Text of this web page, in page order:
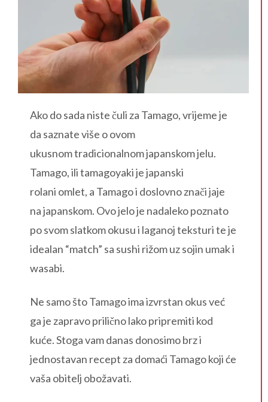
Ako do sada niste čuli za Tamago, vrijeme je
da saznate više o ovom
ukusnom tradicionalnom japanskom jelu.
Tamago, ili tamagoyaki je japanski
rolani omlet, a Tamago i doslovno znači jaje
na japanskom. Ovo jelo je nadaleko poznato
po svom slatkom okusu i laganoj teksturi te je
idealan “match” sa sushi rižom uz sojin umak i
wasabi.
Ne samo što Tamago ima izvrstan okus već
ga je zapravo prilično lako pripremiti kod
kuće. Stoga vam danas donosimo brz i
jednostavan recept za domaći Tamago koji će
vaša obitelj obožavati.